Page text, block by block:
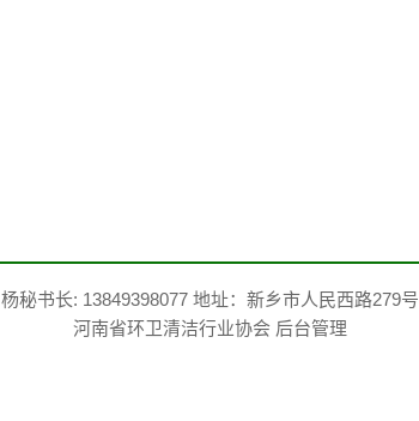
杨秘书长: 13849398077 地址：新乡市人民西路279号
河南省环卫清洁行业协会 后台管理